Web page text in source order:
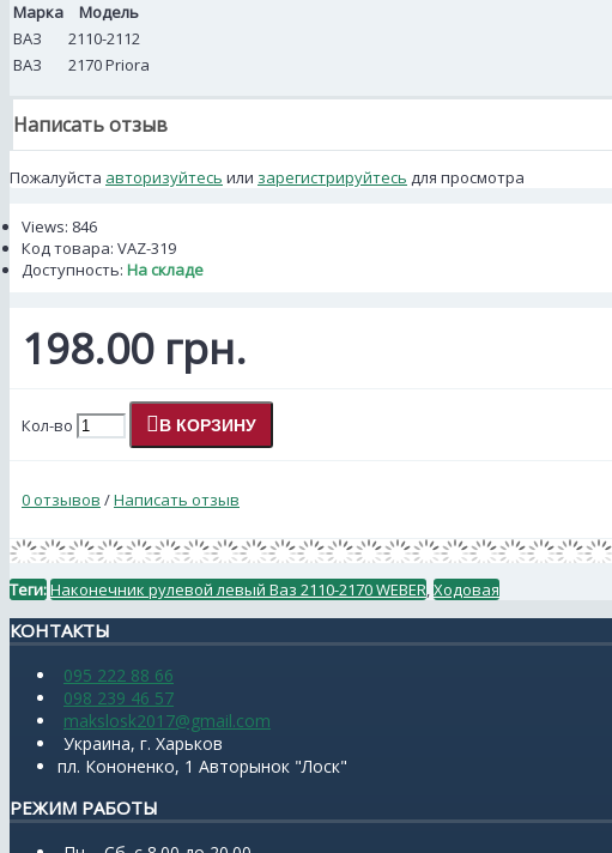
Марка
Модель
ВАЗ
2110-2112
ВАЗ
2170 Priora
Написать отзыв
Пожалуйста авторизуйтесь или зарегистрируйтесь для просмотра
Views: 846
Код товара: VAZ-319
Доступность: На складе
198.00 грн.
Кол-во В КОРЗИНУ
0 отзывов /Написать отзыв
Теги:Наконечник рулевой левый Ваз 2110-2170 WEBER,Ходовая
КОНТАКТЫ
095 222 88 66
098 239 46 57
makslosk2017@gmail.com
Украина, г. Харьков
пл. Кононенко, 1 Авторынок "Лоск"
РЕЖИМ РАБОТЫ